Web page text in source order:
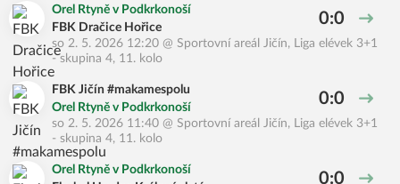
Orel Rtyně v Podkrkonoší
FBK Dračice Hořice
0:0
so 2. 5. 2026 12:20 @ Sportovní areál Jičín, Liga elévek 3+1
- skupina 4, 11. kolo
FBK Jičín #makamespolu
Orel Rtyně v Podkrkonoší
0:0
so 2. 5. 2026 11:40 @ Sportovní areál Jičín, Liga elévek 3+1
- skupina 4, 11. kolo
Orel Rtyně v Podkrkonoší
0:0